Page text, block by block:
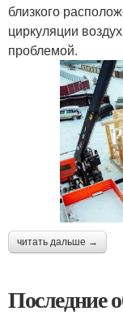
близкого
циркуляции
проблемой.
читать дальше →
Последние